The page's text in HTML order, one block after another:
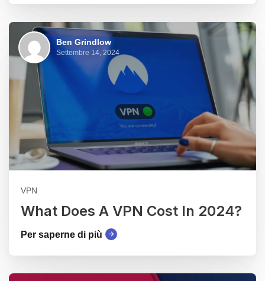
Ben Grindlow
Settembre 14, 2024
VPN
What Does A VPN Cost In 2024?
Per saperne di più